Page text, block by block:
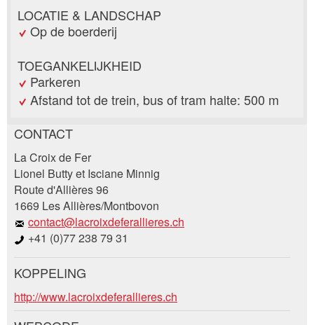
LOCATIE & LANDSCHAP
Op de boerderij
TOEGANKELIJKHEID
Parkeren
Afstand tot de trein, bus of tram halte: 500 m
Post afkeuren
Uw feedback wordt zeer gewaardeerd!
Algemene feedback
Vermelding niet langer geldig
Onvolledige vermelding
Beveel deze advertentie aan bij vrienden.
CONTACT
La Croix de Fer
Lionel Butty et Isciane Minnig
Route d'Allières 96
1669 Les Allières/Montbovon
contact@lacroixdeferallieres.ch
+41 (0)77 238 79 31
Boekingsaanvraag
KOPPELING
http://www.lacroixdeferallieres.ch